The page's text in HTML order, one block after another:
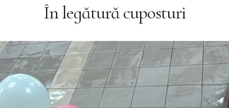
În legătură cuposturi